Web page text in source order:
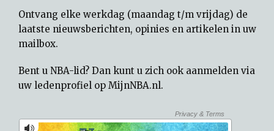
Ontvang elke werkdag (maandag t/m vrijdag) de
laatste nieuwsberichten, opinies en artikelen in uw
mailbox.
Bent u NBA-lid? Dan kunt u zich ook aanmelden via
uw ledenprofiel op MijnNBA.nl.